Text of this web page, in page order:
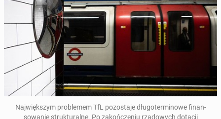
Na­jwięk­szym prob­le­mem TfL po­zosta­je dłu­goter­mi­nowe fi­nan­
sowanie struk­tu­ralne. Po za­kończe­niu rzą­dowych dotacji